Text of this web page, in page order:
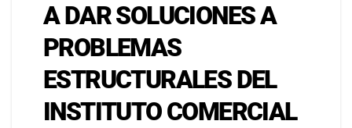
A DAR SOLUCIONES A
PROBLEMAS
ESTRUCTURALES DEL
INSTITUTO COMERCIAL